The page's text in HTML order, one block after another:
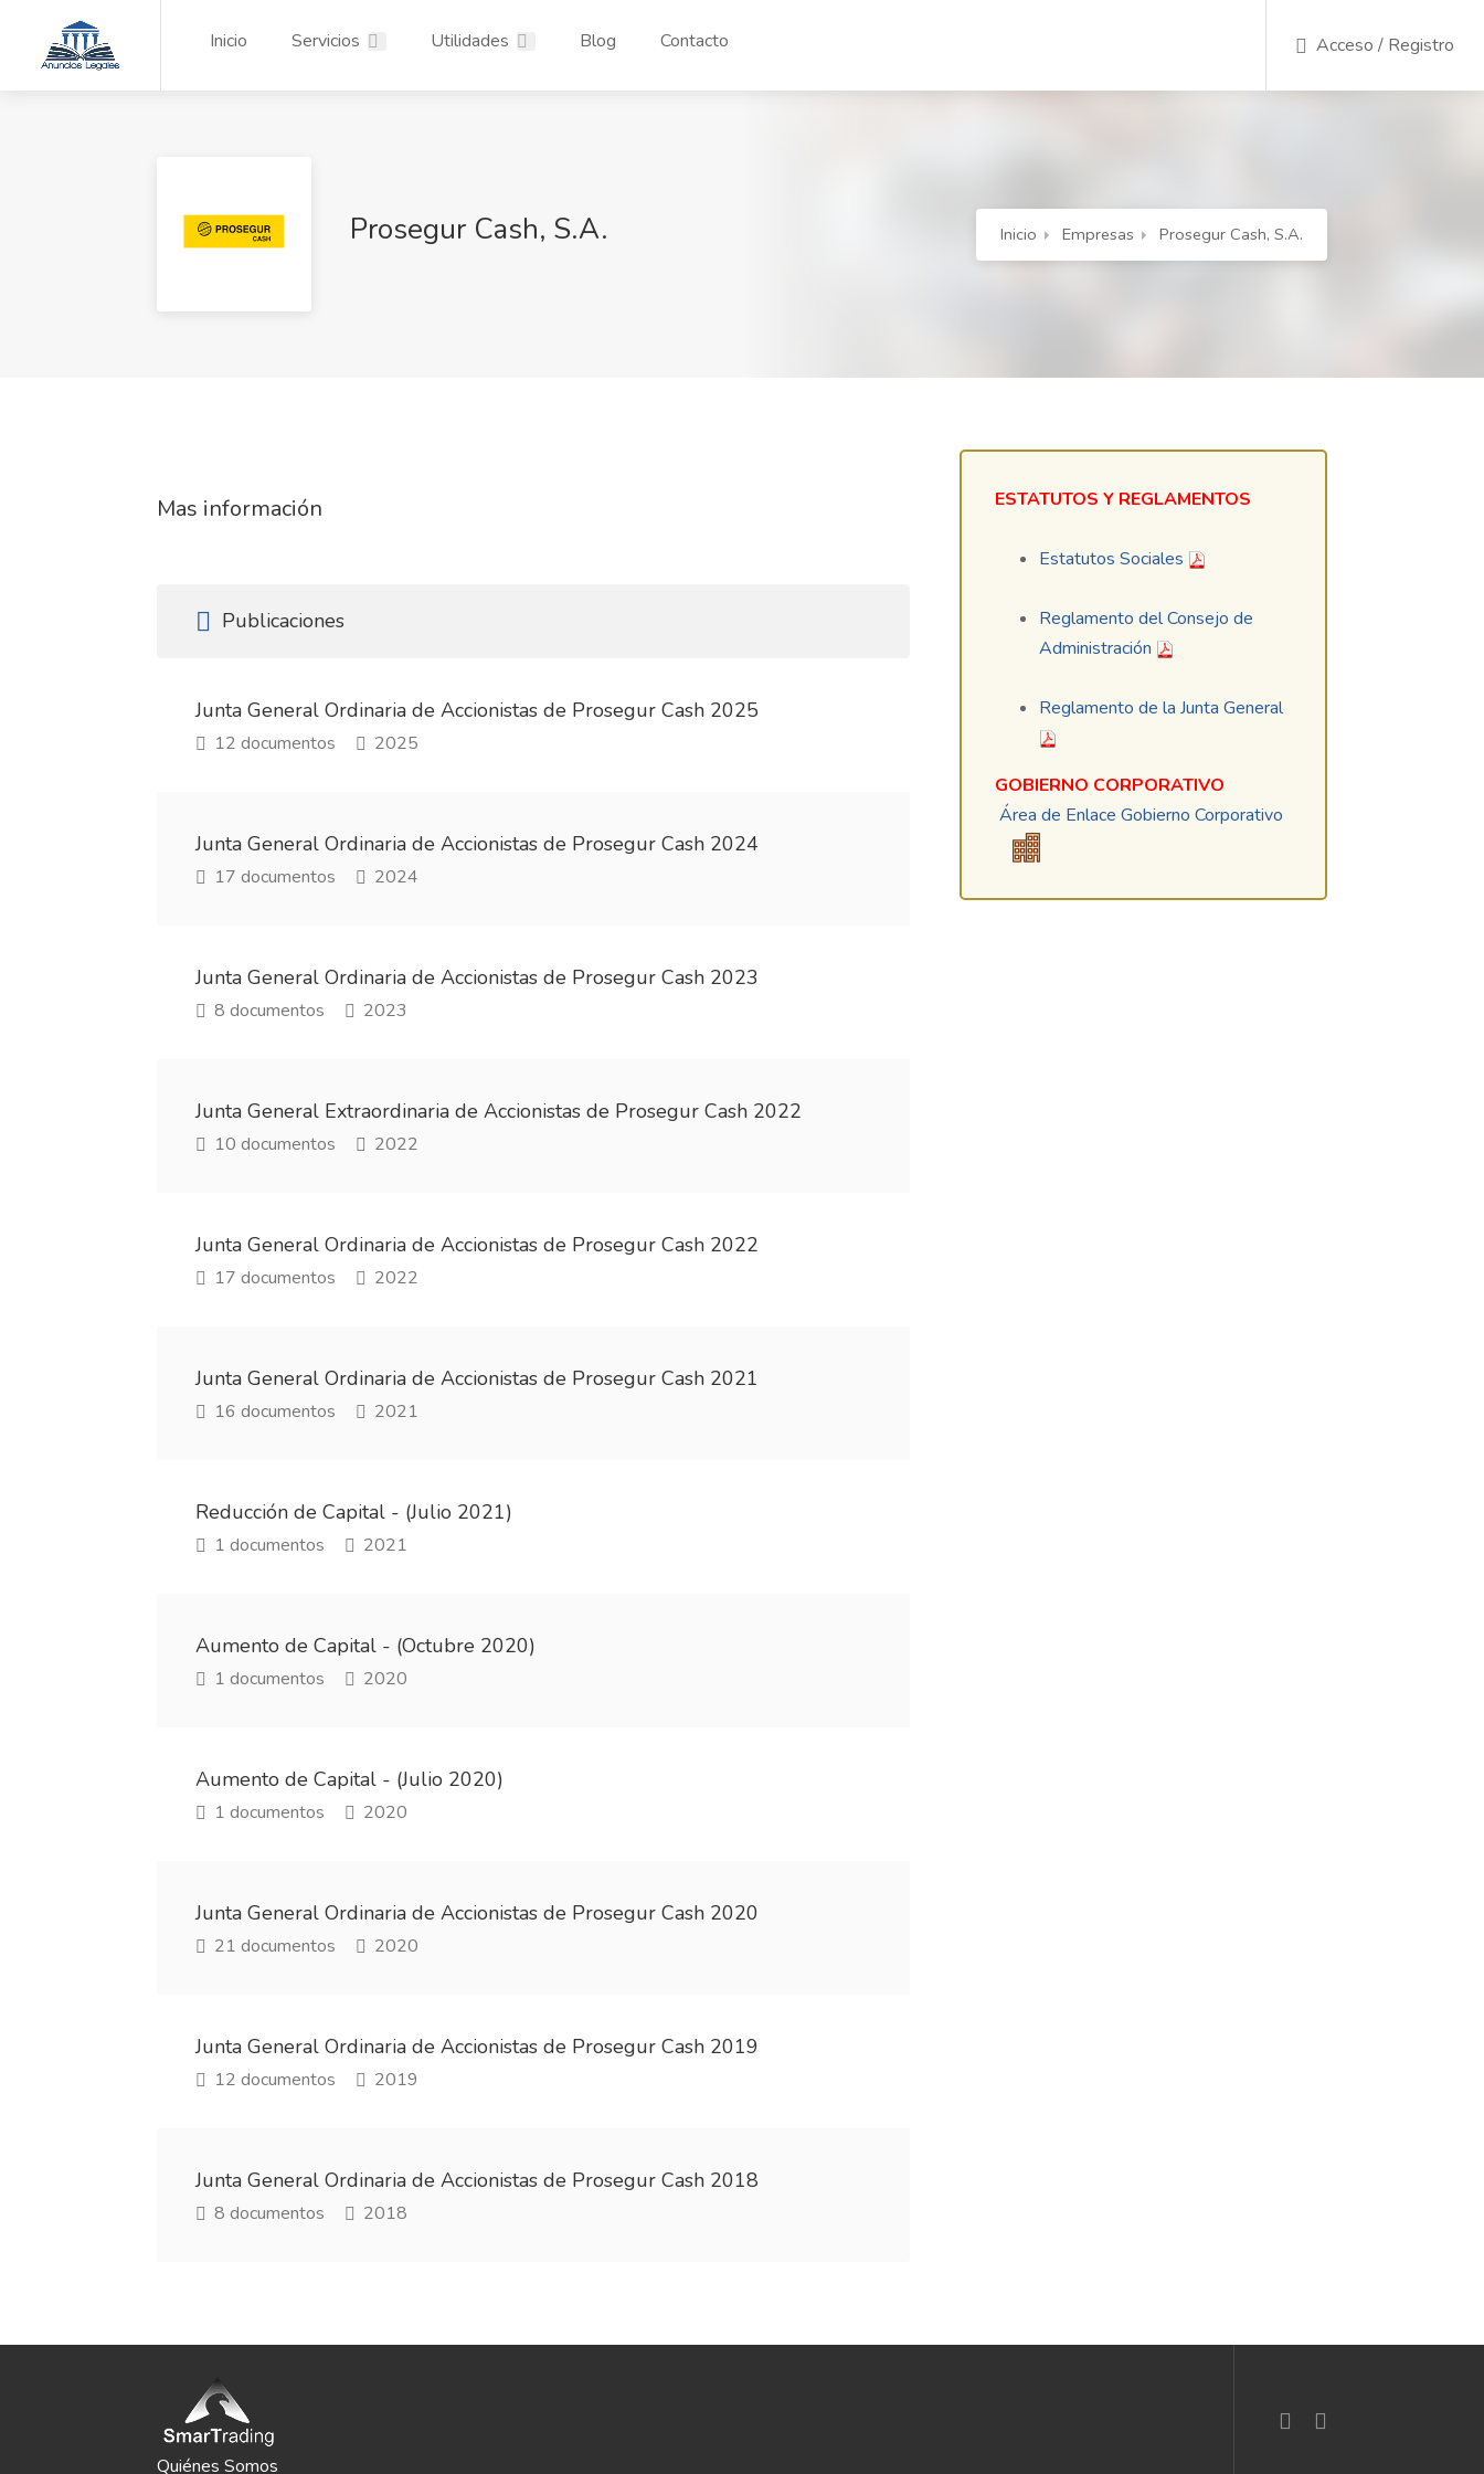
Inicio Servicios Utilidades Blog Contacto Acceso / Registro
Prosegur Cash, S.A. Inicio Empresas Prosegur Cash, S.A.
Mas información
Publicaciones
Junta General Ordinaria de Accionistas de Prosegur Cash 2025
12 documentos 2025
Junta General Ordinaria de Accionistas de Prosegur Cash 2024
17 documentos 2024
Junta General Ordinaria de Accionistas de Prosegur Cash 2023
8 documentos 2023
Junta General Extraordinaria de Accionistas de Prosegur Cash 2022
10 documentos 2022
Junta General Ordinaria de Accionistas de Prosegur Cash 2022
17 documentos 2022
Junta General Ordinaria de Accionistas de Prosegur Cash 2021
16 documentos 2021
Reducción de Capital - (Julio 2021)
1 documentos 2021
Aumento de Capital - (Octubre 2020)
1 documentos 2020
Aumento de Capital - (Julio 2020)
1 documentos 2020
Junta General Ordinaria de Accionistas de Prosegur Cash 2020
21 documentos 2020
Junta General Ordinaria de Accionistas de Prosegur Cash 2019
12 documentos 2019
Junta General Ordinaria de Accionistas de Prosegur Cash 2018
8 documentos 2018
ESTATUTOS Y REGLAMENTOS
Estatutos Sociales
Reglamento del Consejo de
Administración
Reglamento de la Junta General
GOBIERNO CORPORATIVO
Área de Enlace Gobierno Corporativo
Quiénes Somos